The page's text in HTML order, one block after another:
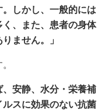
しかし、一般的には
、また、患者の身体
ません。」
、安静、水分・栄養補
スに効果のない抗菌